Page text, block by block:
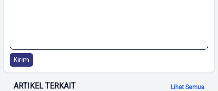
Kirim
ARTIKEL TERKAIT Lihat Semua